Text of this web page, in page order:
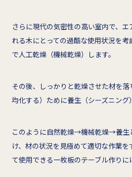
さらに現代の気密性の高い室内で、
れる木にとっての過酷な使用状況を
で人工乾燥（機械乾燥）します。
その後、しっかりと乾燥させた材を
均化する）ために養生（シーズニング
このように自然乾燥→機械乾燥→養生
け、材の状況を見極めて適切な作業
て使用できる一枚板のテーブル作りに